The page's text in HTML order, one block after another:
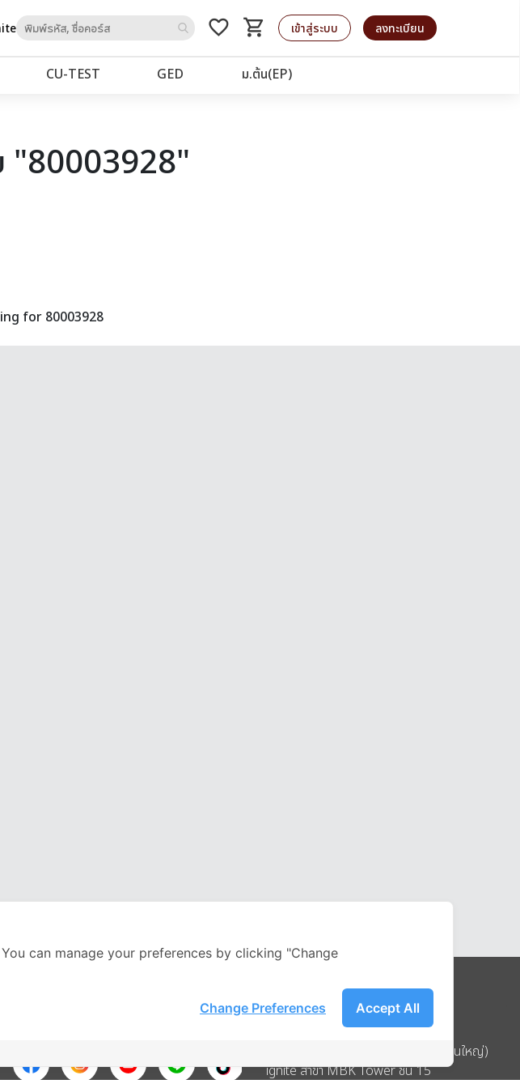
to
favorite_border shopping_cart
รถเข็น เข้าสู่ระบบ ลงทะเบียน
CU‑TEST GED ม.ต้น(EP)
"80003928"
for 80003928
Address
บริษัท อิกไนท์ เอ สตาร์ จำกัด (สำนักงานใหญ่)
ignite สาขา MBK Tower ชั้น 15
can manage your preferences by clicking "Change
Accept All
Change Preferences